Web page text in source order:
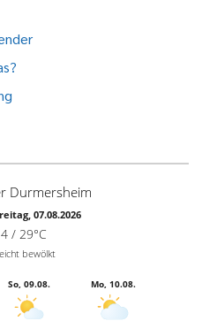
Durmersheim
07.08.2026
/ 29°C
bewölkt
So, 09.08. Mo, 10.08.